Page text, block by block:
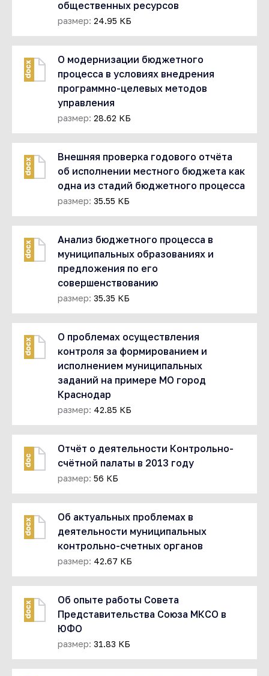
общественных ресурсов
размер: 24.95 КБ
docx
О модернизации бюджетного
процесса в условиях внедрения
программно-целевых методов
управления
размер: 28.62 КБ
docx
Внешняя проверка годового отчёта
об исполнении местного бюджета как
одна из стадий бюджетного процесса
размер: 35.55 КБ
docx
Анализ бюджетного процесса в
муниципальных образованиях и
предложения по его
совершенствованию
размер: 35.35 КБ
docx
О проблемах осуществления
контроля за формированием и
исполнением муниципальных
заданий на примере МО город
Краснодар
размер: 42.85 КБ
doc
Отчёт о деятельности Контрольно-
счётной палаты в 2013 году
размер: 56 КБ
docx
Об актуальных проблемах в
деятельности муниципальных
контрольно-счетных органов
размер: 42.67 КБ
docx
Об опыте работы Совета
Представительства Союза МКСО в
ЮФО
размер: 31.83 КБ